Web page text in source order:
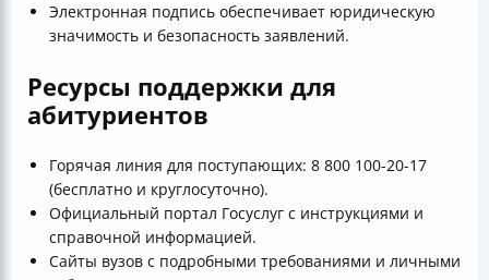
Электронная подпись обеспечивает юридическую
значимость и безопасность заявлений.
Ресурсы поддержки для
абитуриентов
Горячая линия для поступающих: 8 800 100-20-17
(бесплатно и круглосуточно).
Официальный портал Госуслуг с инструкциями и
справочной информацией.
Сайты вузов с подробными требованиями и личными